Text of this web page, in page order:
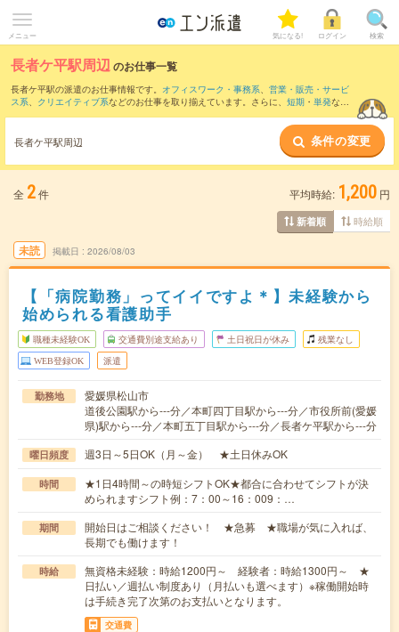
メニュー 気になる! ログイン 検索
長者ケ平駅周辺のお仕事一覧
長者ケ平駅の派遣のお仕事情報です。 オフィスワーク・事務系、 営業・販売・サービ
ス系、 クリエイティブ系などのお仕事を取り揃えています。さらに、 短期 ・ 単発など
また、鎌田駅・松山市駅駅
など近隣駅のお仕事
もご確認いただけます。
長者ケ平駅周辺 条件の変更
全 2件 平均時給: 1,200 円
新着順 時給順
未読 掲載日 2026/08/03
【「病院勤務」ってイイですよ＊】未経験から
始められる看護助手
職種未経験OK 交通費別途支給あり 土日祝日が休み 残業なし
WEB登録OK 派遣
勤務地
愛媛県松山市
道後公園駅から---分／本町四丁目駅から---分／市役所前(愛媛
県)駅から---分／本町五丁目駅から---分／長者ケ平駅から---分
曜日頻度 週3日～5日OK（月～金） ★土日休みOK
時間
★1日4時間～の時短シフトOK★都合に合わせてシフトが決
められますシフト例：7：00～16：009：…
期間
開始日はご相談ください！ ★急募 ★職場が気に入れば、
長期でも働けます！
時給
無資格未経験：時給1200円～ 経験者：時給1300円～ ★
日払い／週払い制度あり（月払いも選べます）※稼働開始時
は手続き完了次第のお支払いとなります。
交通費